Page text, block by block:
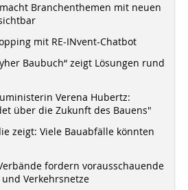
Branchenthemen mit neuen
mit RE-INvent-Chatbot
Baubuch“ zeigt Lösungen rund
Verena Hubertz:
über die Zukunft des Bauens"
zeigt: Viele Bauabfälle könnten
fordern vorausschauende
Verkehrsnetze